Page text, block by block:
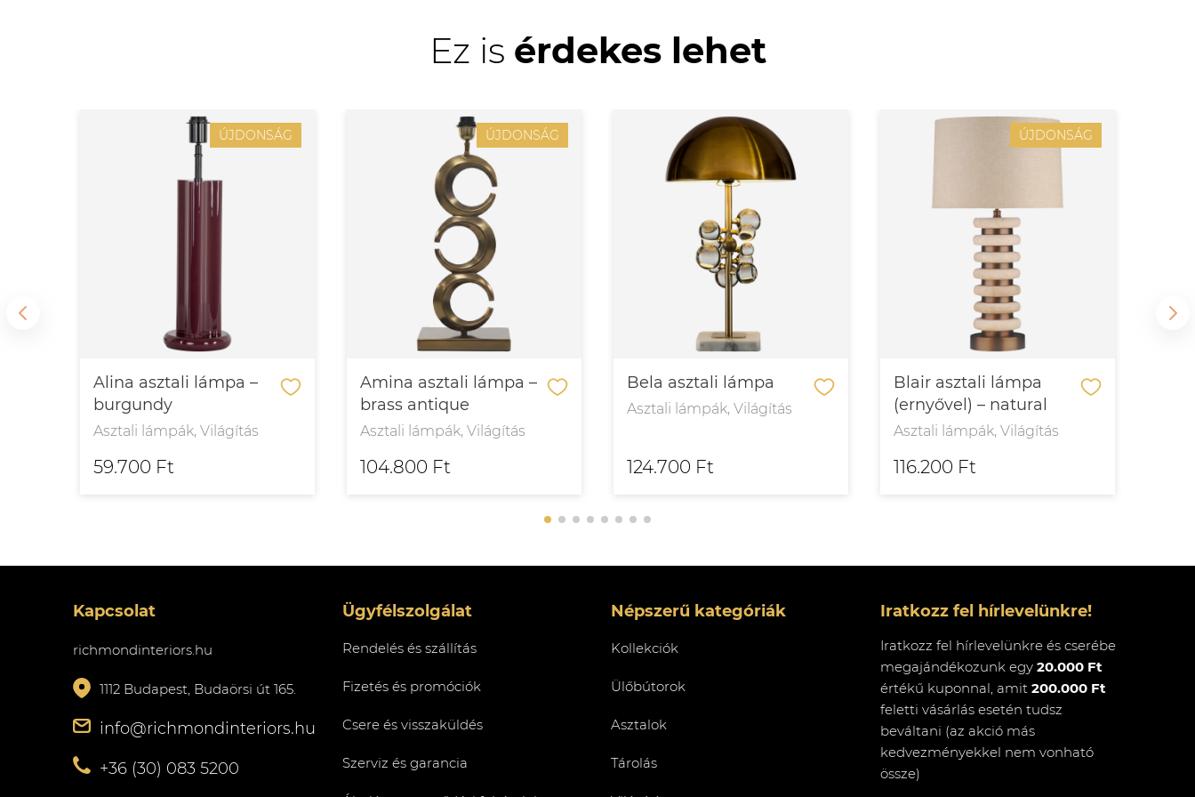
Ez is érdekes lehet
ÚJDONSÁG
Alina asztali lámpa –
burgundy
Asztali lámpák, Világítás
59.700 Ft
ÚJDONSÁG
Amina asztali lámpa –
brass antique
Asztali lámpák, Világítás
104.800 Ft
Bela asztali lámpa
Asztali lámpák, Világítás
124.700 Ft
ÚJDONSÁG
Blair asztali lámpa
(ernyővel) – natural
Asztali lámpák, Világítás
116.200 Ft
Kapcsolat
richmondinteriors.hu
1112 Budapest, Budaörsi út 165.
info@richmondinteriors.hu
+36 (30) 083 5200
Ügyfélszolgálat
Rendelés és szállítás
Fizetés és promóciók
Csere és visszaküldés
Szerviz és garancia
Népszerű kategóriák
Kollekciók
Ülőbútorok
Asztalok
Tárolás
Iratkozz fel hírlevelünkre!
Iratkozz fel hírlevelünkre és cserébe
megajándékozunk egy 20.000 Ft
értékű kuponnal, amit200.000 Ft
feletti vásárlás esetén tudsz
beváltani (az akció más
kedvezményekkel nem vonható
össze)